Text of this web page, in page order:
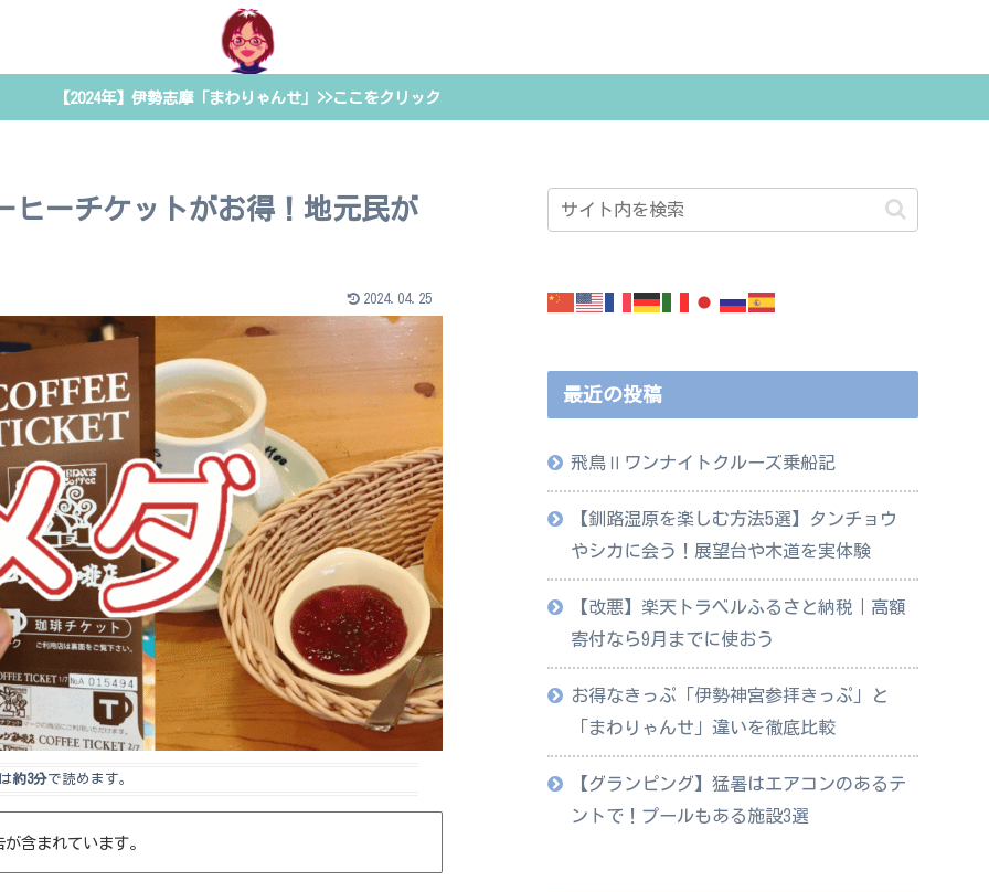
【2024年】伊勢志摩「まわりゃんせ」>>ここをクリック
ヒーチケットがお得！地元民が
2024.04.25
約3分で読めます。
含まれています。
最近の投稿
飛鳥Ⅱワンナイトクルーズ乗船記
【釧路湿原を楽しむ方法5選】タンチョウ
やシカに会う！展望台や木道を実体験
【改悪】楽天トラベルふるさと納税｜高額
寄付なら9月までに使おう
お得なきっぷ「伊勢神宮参拝きっぷ」と
「まわりゃんせ」違いを徹底比較
【グランピング】猛暑はエアコンのあるテ
ントで！プールもある施設3選